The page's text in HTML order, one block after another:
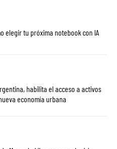
elegir tu próxima notebook con IA
a activos
economía urbana